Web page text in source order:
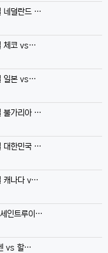
네덜란드 …
체코 vs…
일본 vs…
불가리아 …
대한민국 …
캐나다 v…
인트루이…
vs 할…